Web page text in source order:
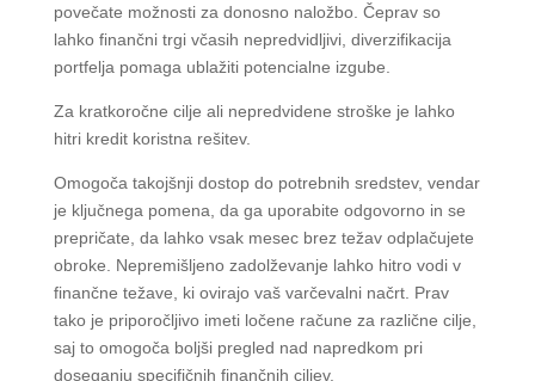
povečate možnosti za donosno naložbo. Čeprav so
lahko finančni trgi včasih nepredvidljivi, diverzifikacija
portfelja pomaga ublažiti potencialne izgube.
Za kratkoročne cilje ali nepredvidene stroške je lahko
hitri kredit koristna rešitev.
Omogoča takojšnji dostop do potrebnih sredstev, vendar
je ključnega pomena, da ga uporabite odgovorno in se
prepričate, da lahko vsak mesec brez težav odplačujete
obroke. Nepremišljeno zadolževanje lahko hitro vodi v
finančne težave, ki ovirajo vaš varčevalni načrt. Prav
tako je priporočljivo imeti ločene račune za različne cilje,
saj to omogoča boljši pregled nad napredkom pri
doseganju specifičnih finančnih ciljev.